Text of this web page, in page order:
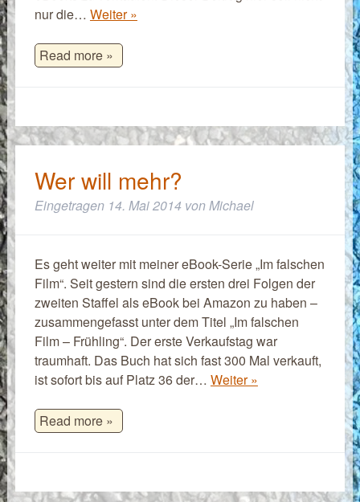
nur die… Weiter »
Read more »
Wer will mehr?
Eingetragen 14. Mai 2014 vonMichael
Es geht weiter mit meiner eBook-Serie „Im falschen
Film“. Seit gestern sind die ersten drei Folgen der
zweiten Staffel als eBook bei Amazon zu haben –
zusammengefasst unter dem Titel „Im falschen
Film – Frühling“. Der erste Verkaufstag war
traumhaft. Das Buch hat sich fast 300 Mal verkauft,
ist sofort bis auf Platz 36 der… Weiter »
Read more »